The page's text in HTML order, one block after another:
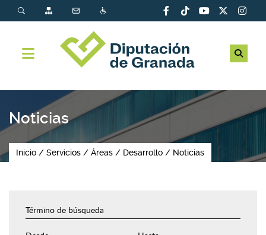
Noticias
Inicio Servicios Áreas Desarrollo Noticias